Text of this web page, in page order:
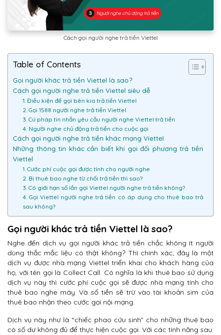
Cách gọi người nghe trả tiền Viettel
Table of Contents
Gọi người khác trả tiền Viettel là sao?
Cách gọi người nghe trả tiền Viettel siêu dễ
1. Điều kiện để gọi bên kia trả tiền Viettel
2. Gọi 1588 người nghe trả tiền Viettel
3. Cú pháp tin nhắn yêu cầu người nghe Viettel trả tiền
4. Người nghe chủ động trả tiền cho cuộc gọi
Cách gọi người nghe trả tiền khác mạng Viettel
Những thông tin khác cần biết khi gọi đối phương trả tiền
Viettel
1. Cước phí cuộc gọi được tính cho người nghe
2. Bị thuê bao nghe từ chối trả tiền thì sao?
3. Có giới hạn số lần gọi Viettel người nghe trả tiền không?
4. Gọi Viettel người nghe trả tiền có áp dụng cho thuê bao trả
sau không?
Gọi người khác trả tiền Viettel là sao?
Nghe đến dịch vụ gọi người khác trả tiền chắc không ít người
dùng thắc mắc liệu có thật không? Thì chính xác, đây là một
dịch vụ được nhà mạng Viettel triển khai cho khách hàng của
họ, với tên gọi là Collect Call. Có nghĩa là khi thuê bao sử dụng
dịch vụ này thì cước phí cuộc gọi sẽ được nhà mạng tính cho
thuê bao nghe máy. Và số tiền sẽ trừ vào tài khoản sim của
thuê bao nhận theo cước gọi nội mạng.
Dịch vụ này như là “chiếc phao cứu sinh” cho những thuê bao
có số dư không đủ để thực hiện cuộc gọi. Với các tính năng sau: